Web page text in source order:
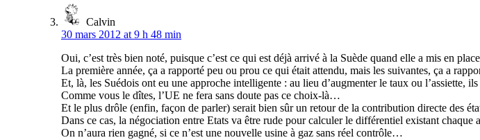
Calvin
30 mars 2012 at 9 h 48 min
Oui, c’est très bien noté, puisque c’est ce qui est déjà arrivé à la Suède quand elle a mis en
La première année, ça a rapporté peu ou prou ce qui était attendu, mais les suivantes, ça a
Et, là, les Suédois ont eu une approche intelligente : au lieu d’augmenter le taux ou l’assiette,
Comme vous le dîtes, l’UE ne fera sans doute pas ce choix-là…
Et le plus drôle (enfin, façon de parler) serait bien sûr un retour de la contribution directe des
Dans ce cas, la négociation entre Etats va être rude pour calculer le différentiel existant chaque
On n’aura rien gagné, si ce n’est une nouvelle usine à gaz sans réel contrôle…